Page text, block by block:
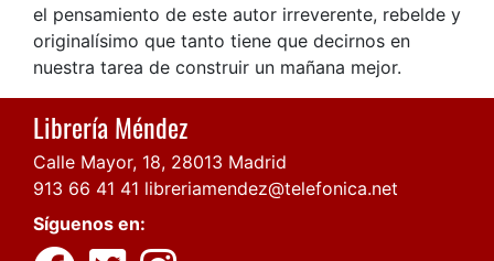
el pensamiento de este autor irreverente, rebelde y
originalísimo que tanto tiene que decirnos en
nuestra tarea de construir un mañana mejor.
Librería Méndez
Calle Mayor, 18, 28013 Madrid
913 66 41 41 libreriamendez@telefonica.net
Síguenos en: